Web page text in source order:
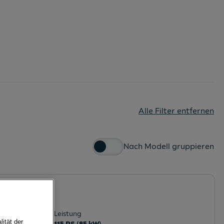
Alle Filter entfernen
Nach Modell gruppieren
Leistung
der